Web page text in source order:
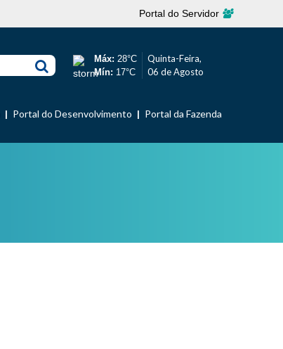
Portal do Servidor
Máx: 28°C
Mín: 17°C
Quinta-Feira,
06 de Agosto
Portal do Desenvolvimento Portal da Fazenda